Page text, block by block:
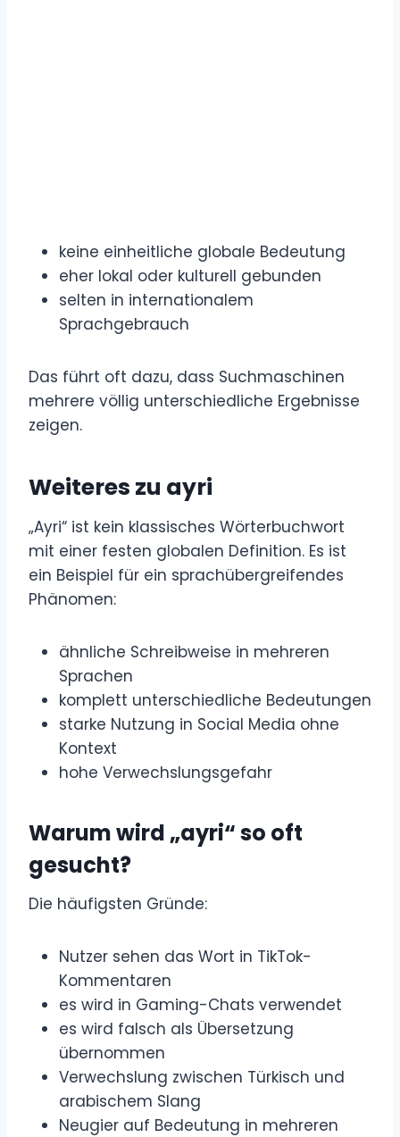
keine einheitliche globale Bedeutung
eher lokal oder kulturell gebunden
selten in internationalem
Sprachgebrauch
Das führt oft dazu, dass Suchmaschinen
mehrere völlig unterschiedliche Ergebnisse
zeigen.
Weiteres zu ayri
„Ayri“ ist kein klassisches Wörterbuchwort
mit einer festen globalen Definition. Es ist
ein Beispiel für ein sprachübergreifendes
Phänomen:
ähnliche Schreibweise in mehreren
Sprachen
komplett unterschiedliche Bedeutungen
starke Nutzung in Social Media ohne
Kontext
hohe Verwechslungsgefahr
Warum wird „ayri“ so oft
gesucht?
Die häufigsten Gründe:
Nutzer sehen das Wort in TikTok-
Kommentaren
es wird in Gaming-Chats verwendet
es wird falsch als Übersetzung
übernommen
Verwechslung zwischen Türkisch und
arabischem Slang
Neugier auf Bedeutung in mehreren